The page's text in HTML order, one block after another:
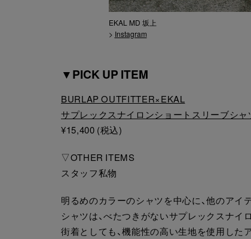
EKAL MD 坂上
> Instagram
▼PICK UP ITEM
BURLAP OUTFITTER×EKAL
サプレックスナイロンショートスリーブシャ
¥15,400 (税込)
▽OTHER ITEMS
スタッフ私物
明るめのカラーのシャツを中心に、他のアイ
シャツは、べたつきがないサプレックスナイ
街着としても、機能性の高い生地を使用し